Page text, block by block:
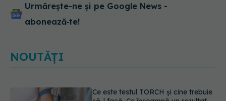
Urmărește-ne și pe Google News -
abonează‑te!
NOUTĂȚI
Caz șocant la Cluj. Echipaj de